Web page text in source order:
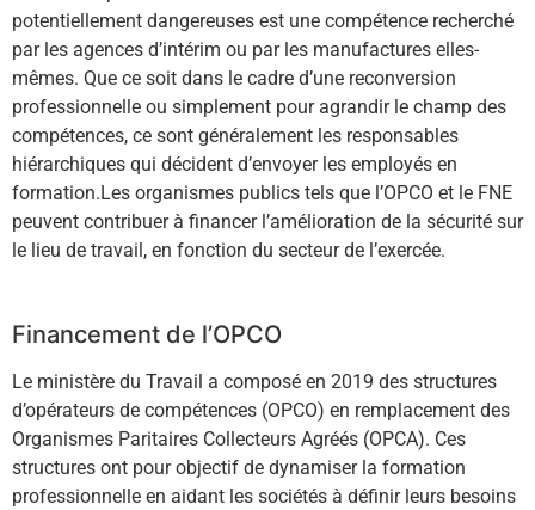
potentiellement dangereuses est une compétence recherché
par les agences d’intérim ou par les manufactures elles-
mêmes. Que ce soit dans le cadre d’une reconversion
professionnelle ou simplement pour agrandir le champ des
compétences, ce sont généralement les responsables
hiérarchiques qui décident d’envoyer les employés en
formation.Les organismes publics tels que l’OPCO et le FNE
peuvent contribuer à financer l’amélioration de la sécurité sur
le lieu de travail, en fonction du secteur de l’exercée.
Financement de l’OPCO
Le ministère du Travail a composé en 2019 des structures
d’opérateurs de compétences (OPCO) en remplacement des
Organismes Paritaires Collecteurs Agréés (OPCA). Ces
structures ont pour objectif de dynamiser la formation
professionnelle en aidant les sociétés à définir leurs besoins